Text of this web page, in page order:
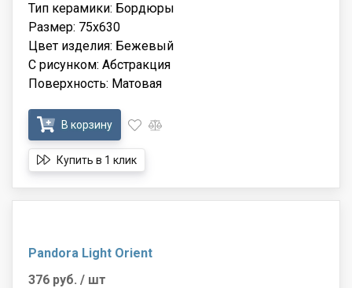
Тип керамики: Бордюры
Размер: 75x630
Цвет изделия: Бежевый
С рисунком: Абстракция
Поверхность: Матовая
В корзину
Купить в 1 клик
Pandora Light Orient
376 руб. / шт